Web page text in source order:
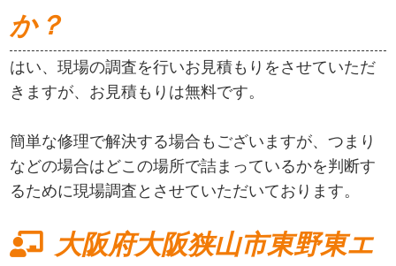
か？
はい、現場の調査を行いお見積もりをさせていただ
きますが、お見積もりは無料です。
簡単な修理で解決する場合もございますが、つまり
などの場合はどこの場所で詰まっているかを判断す
るために現場調査とさせていただいております。
大阪府大阪狭山市東野東エ